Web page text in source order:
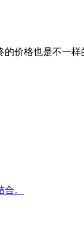
价格也是不一样
。